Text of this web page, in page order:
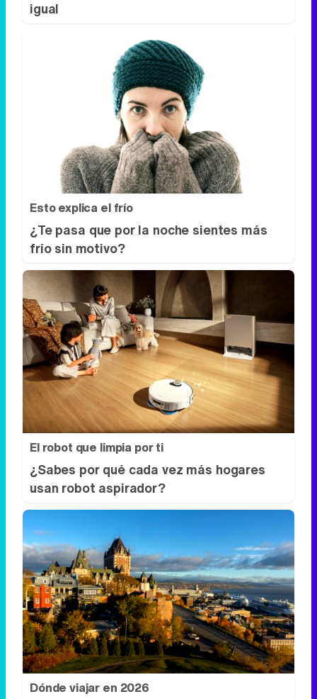
igual
Esto explica el frío
¿Te pasa que por la noche sientes más
frío sin motivo?
El robot que limpia por ti
¿Sabes por qué cada vez más hogares
usan robot aspirador?
Dónde viajar en 2026